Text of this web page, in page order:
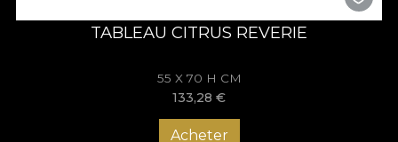
TABLEAU CITRUS REVERIE
55 X 70 H CM
133,28 €
Acheter